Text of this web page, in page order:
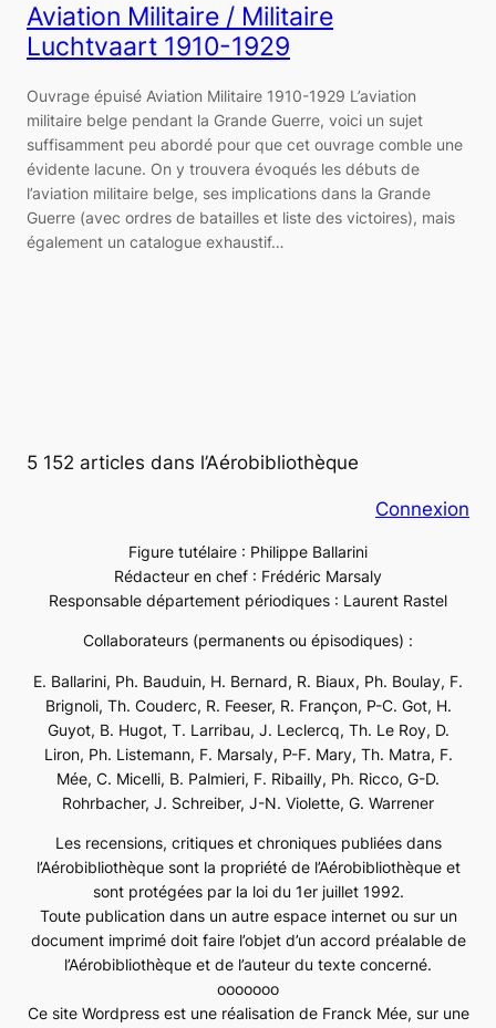
Aviation Militaire / Militaire
Luchtvaart 1910-1929
Ouvrage épuisé Aviation Militaire 1910-1929 L’aviation
militaire belge pendant la Grande Guerre, voici un sujet
suffisamment peu abordé pour que cet ouvrage comble une
évidente lacune. On y trouvera évoqués les débuts de
l’aviation militaire belge, ses implications dans la Grande
Guerre (avec ordres de batailles et liste des victoires), mais
également un catalogue exhaustif…
5 152 articles dans l’Aérobibliothèque
Connexion
Figure tutélaire : Philippe Ballarini
Rédacteur en chef : Frédéric Marsaly
Responsable département périodiques : Laurent Rastel
Collaborateurs (permanents ou épisodiques) :
E. Ballarini, Ph. Bauduin, H. Bernard, R. Biaux, Ph. Boulay, F.
Brignoli, Th. Couderc, R. Feeser, R. Françon, P-C. Got, H.
Guyot, B. Hugot, T. Larribau, J. Leclercq, Th. Le Roy, D.
Liron, Ph. Listemann, F. Marsaly, P-F. Mary, Th. Matra, F.
Mée, C. Micelli, B. Palmieri, F. Ribailly, Ph. Ricco, G-D.
Rohrbacher, J. Schreiber, J-N. Violette, G. Warrener
Les recensions, critiques et chroniques publiées dans
l’Aérobibliothèque sont la propriété de l’Aérobibliothèque et
sont protégées par la loi du 1er juillet 1992.
Toute publication dans un autre espace internet ou sur un
document imprimé doit faire l’objet d’un accord préalable de
l’Aérobibliothèque et de l’auteur du texte concerné.
ooooooo
Ce site Wordpress est une réalisation de Franck Mée, sur une